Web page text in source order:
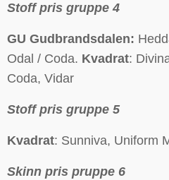
Stoff pris gruppe 4
GU Gudbrandsdalen:
Odal / Coda. Kvadrat:
Coda, Vidar
Stoff pris gruppe 5
Kvadrat: Sunniva, Uniform
Skinn pris pruppe 6